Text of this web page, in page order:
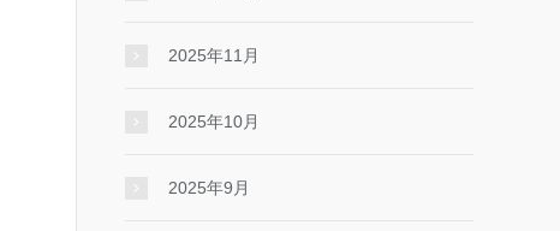
2025年11月
2025年10月
2025年9月